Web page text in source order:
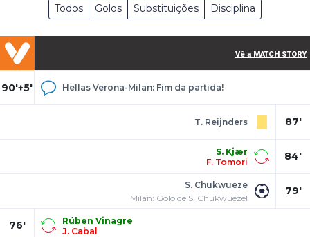
Todos Golos Substituições Disciplina
Vê a MATCH STORY
90'+5' Hellas Verona-Milan: Fim da partida!
87'
T. Reijnders
84'
S. Kjær
F. Tomori
79'
S. Chukwueze
Milan: Golo de S. Chukwueze!
76'
Rúben Vinagre
J. Cabal